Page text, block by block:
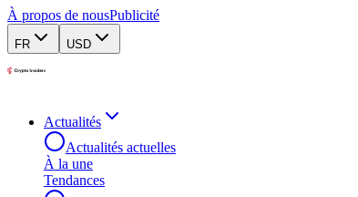
À propos de nousPublicité
FR USD
Actualités
Actualités actuelles
À la une
Tendances